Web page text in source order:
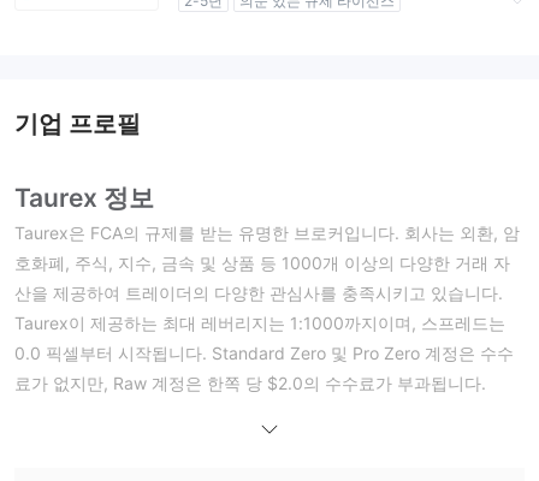
기업 프로필
Taurex 정보
Taurex은 FCA의 규제를 받는 유명한 브로커입니다. 회사는 외환, 암
호화폐, 주식, 지수, 금속 및 상품 등 1000개 이상의 다양한 거래 자
산을 제공하여 트레이더의 다양한 관심사를 충족시키고 있습니다.
Taurex이 제공하는 최대 레버리지는 1:1000까지이며, 스프레드는
0.0 픽셀부터 시작됩니다. Standard Zero 및 Pro Zero 계정은 수수
료가 없지만, Raw 계정은 한쪽 당 $2.0의 수수료가 부과됩니다.